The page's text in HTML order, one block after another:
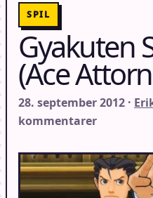
SPIL
Gyakuten
(Ace
28. september 2012 ·
kommentarer